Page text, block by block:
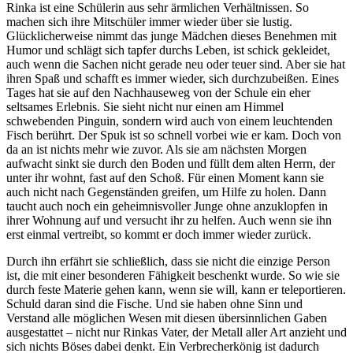
Rinka ist eine Schülerin aus sehr ärmlichen Verhältnissen. So
machen sich ihre Mitschüler immer wieder über sie lustig.
Glücklicherweise nimmt das junge Mädchen dieses Benehmen mit
Humor und schlägt sich tapfer durchs Leben, ist schick gekleidet,
auch wenn die Sachen nicht gerade neu oder teuer sind. Aber sie hat
ihren Spaß und schafft es immer wieder, sich durchzubeißen. Eines
Tages hat sie auf den Nachhauseweg von der Schule ein eher
seltsames Erlebnis. Sie sieht nicht nur einen am Himmel
schwebenden Pinguin, sondern wird auch von einem leuchtenden
Fisch berührt. Der Spuk ist so schnell vorbei wie er kam. Doch von
da an ist nichts mehr wie zuvor. Als sie am nächsten Morgen
aufwacht sinkt sie durch den Boden und füllt dem alten Herrn, der
unter ihr wohnt, fast auf den Schoß. Für einen Moment kann sie
auch nicht nach Gegenständen greifen, um Hilfe zu holen. Dann
taucht auch noch ein geheimnisvoller Junge ohne anzuklopfen in
ihrer Wohnung auf und versucht ihr zu helfen. Auch wenn sie ihn
erst einmal vertreibt, so kommt er doch immer wieder zurück.
Durch ihn erfährt sie schließlich, dass sie nicht die einzige Person
ist, die mit einer besonderen Fähigkeit beschenkt wurde. So wie sie
durch feste Materie gehen kann, wenn sie will, kann er teleportieren.
Schuld daran sind die Fische. Und sie haben ohne Sinn und
Verstand alle möglichen Wesen mit diesen übersinnlichen Gaben
ausgestattet – nicht nur Rinkas Vater, der Metall aller Art anzieht und
sich nichts Böses dabei denkt. Ein Verbrecherkönig ist dadurch